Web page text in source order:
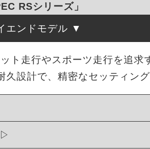
RSシリーズ」
エンドモデル
ト走行やスポーツ走行を追求
設計で、精密なセッティング